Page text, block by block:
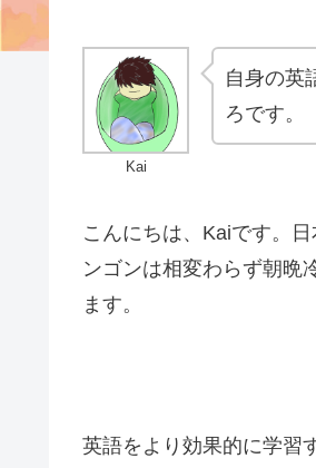
Kai
自身の英
ろです。
こんにちは、Kaiです。
ンゴンは相変わらず朝晩
ます。
英語をより効果的に学習